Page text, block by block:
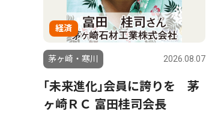
経済
茅ヶ崎・寒川 2026.08.07
｢未来進化｣会員に誇りを 茅
ヶ崎ＲＣ 富田桂司会長